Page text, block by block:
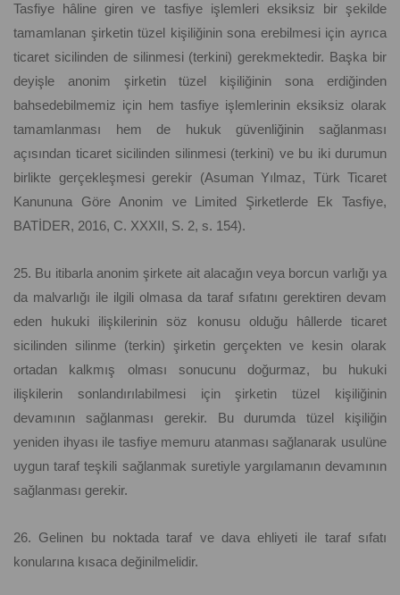
Tasfiye hâline giren ve tasfiye işlemleri eksiksiz bir şekilde
tamamlanan şirketin tüzel kişiliğinin sona erebilmesi için ayrıca
ticaret sicilinden de silinmesi (terkini) gerekmektedir. Başka bir
deyişle anonim şirketin tüzel kişiliğinin sona erdiğinden
bahsedebilmemiz için hem tasfiye işlemlerinin eksiksiz olarak
tamamlanması hem de hukuk güvenliğinin sağlanması
açısından ticaret sicilinden silinmesi (terkini) ve bu iki durumun
birlikte gerçekleşmesi gerekir (Asuman Yılmaz, Türk Ticaret
Kanununa Göre Anonim ve Limited Şirketlerde Ek Tasfiye,
BATİDER, 2016, C. XXXII, S. 2, s. 154).
25. Bu itibarla anonim şirkete ait alacağın veya borcun varlığı ya
da malvarlığı ile ilgili olmasa da taraf sıfatını gerektiren devam
eden hukuki ilişkilerinin söz konusu olduğu hâllerde ticaret
sicilinden silinme (terkin) şirketin gerçekten ve kesin olarak
ortadan kalkmış olması sonucunu doğurmaz, bu hukuki
ilişkilerin sonlandırılabilmesi için şirketin tüzel kişiliğinin
devamının sağlanması gerekir. Bu durumda tüzel kişiliğin
yeniden ihyası ile tasfiye memuru atanması sağlanarak usulüne
uygun taraf teşkili sağlanmak suretiyle yargılamanın devamının
sağlanması gerekir.
26. Gelinen bu noktada taraf ve dava ehliyeti ile taraf sıfatı
konularına kısaca değinilmelidir.